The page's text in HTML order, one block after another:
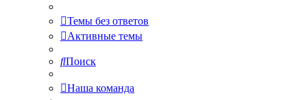
Темы без ответов
Активные темы
Поиск
Наша команда